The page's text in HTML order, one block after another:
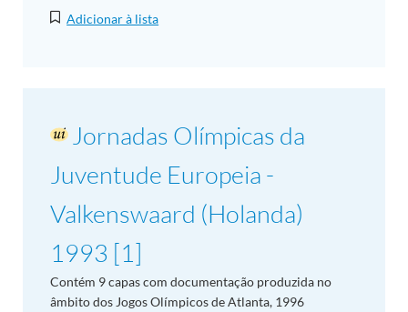
Adicionar à lista
Jornadas Olímpicas da
Juventude Europeia -
Valkenswaard (Holanda)
1993 [1]
Contém 9 capas com documentação produzida no
âmbito dos Jogos Olímpicos de Atlanta, 1996